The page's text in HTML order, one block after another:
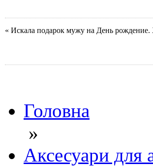
« Искала подарок мужу на День рождение.
Головна
»
Аксесуари для